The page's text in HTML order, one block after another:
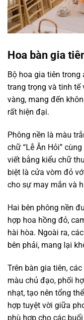
Hoa bàn gia
Bộ hoa gia tiên trong
trang trọng và tinh tế
vàng, mang đến
rất hiện đại.
Phông nền là màu
chữ “Lễ Ăn Hỏi”
viết bằng kiểu chữ
biệt là cửa vòm đỏ
cho sự may mắn và
Hai bên phông nền
hợp hoa hồng đỏ,
hài hòa. Ngoài ra,
bên phải, mang lại
Trên bàn gia tiên,
màu chủ đạo, phối
nhạt, tạo nên tổng
hợp tuyệt vời giữa
phù hợp cho các